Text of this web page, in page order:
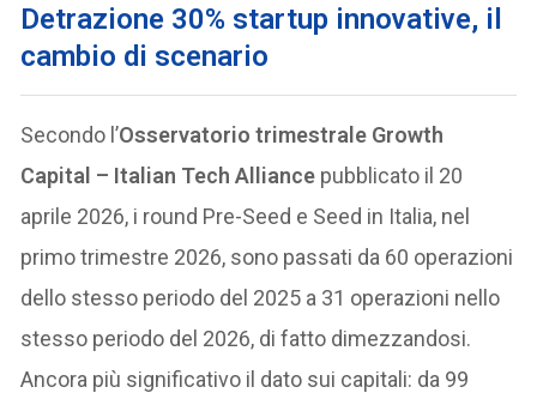
Detrazione 30% startup innovative, il
cambio di scenario
Secondo l’Osservatorio trimestrale Growth
Capital – Italian Tech Alliance pubblicato il 20
aprile 2026, i round Pre-Seed e Seed in Italia, nel
primo trimestre 2026, sono passati da 60 operazioni
dello stesso periodo del 2025 a 31 operazioni nello
stesso periodo del 2026, di fatto dimezzandosi.
Ancora più significativo il dato sui capitali: da 99